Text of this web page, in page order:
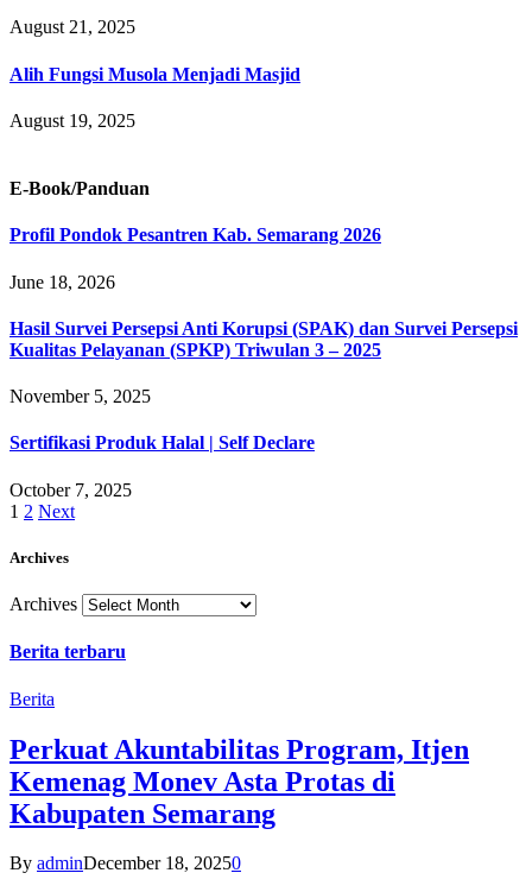
August 21, 2025
Alih Fungsi Musola Menjadi Masjid
August 19, 2025
E-Book/Panduan
Profil Pondok Pesantren Kab. Semarang 2026
June 18, 2026
Hasil Survei Persepsi Anti Korupsi (SPAK) dan Survei Persepsi
Kualitas Pelayanan (SPKP) Triwulan 3 – 2025
November 5, 2025
Sertifikasi Produk Halal | Self Declare
October 7, 2025
1 2 Next
Archives
Archives
Berita terbaru
Berita
Perkuat Akuntabilitas Program, Itjen
Kemenag Monev Asta Protas di
Kabupaten Semarang
By adminDecember 18, 20250